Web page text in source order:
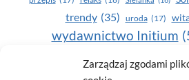
Zarządzaj zgodami
trendy (35) uroda (17)
wydawnictwo Initium
Yasumi(164)